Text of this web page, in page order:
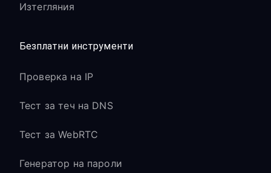
Изтегляния
Безплатни инструменти
Проверка на IP
Тест за теч на DNS
Тест за WebRTC
Генератор на пароли